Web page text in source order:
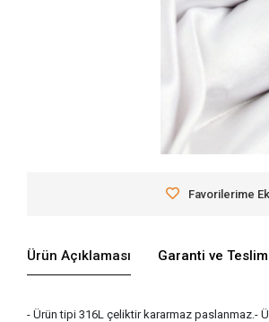
Favorilerime
Ürün Açıklaması Garanti ve
- Ürün tipi 316L çeliktir kararmaz paslanmaz.-